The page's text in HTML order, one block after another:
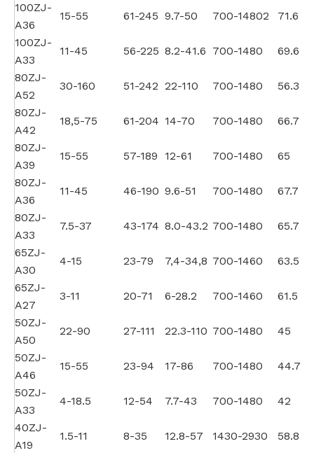
100ZJ-
A36
15-55 61-245 9.7-50 700-14802
71.6
100ZJ-
A33
11-45 56-225 8.2-41.6 700-1480
69.6
80ZJ-
A52
30-160 51-242 22-110 700-1480
56.3
80ZJ-
A42
18,5-75 61-204 14-70 700-1480
66.7
80ZJ-
A39
15-55 57-189 12-61 700-1480
65
80ZJ-
A36
11-45 46-190 9.6-51 700-1480
67.7
80ZJ-
A33
7.5-37 43-174 8.0-43.2 700-1480
65.7
65ZJ-
A30
4-15 23-79 7,4-34,8 700-1460
63.5
65ZJ-
A27
3-11 20-71 6-28.2 700-1460
61.5
50ZJ-
A50
22-90 27-111 22.3-110 700-1480
45
50ZJ-
A46
15-55 23-94 17-86 700-1480
44.7
50ZJ-
A33
4-18.5 12-54 7.7-43 700-1480
42
40ZJ-
A19
1.5-11 8-35 12.8-57 1430-2930
58.8